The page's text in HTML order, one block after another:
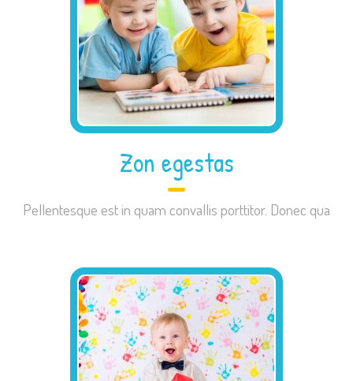
Zon egestas
Pellentesque est in quam convallis porttitor. Donec qua